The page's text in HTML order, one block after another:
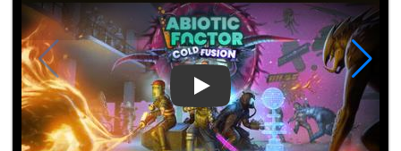
Play Video: Abiotic Factor